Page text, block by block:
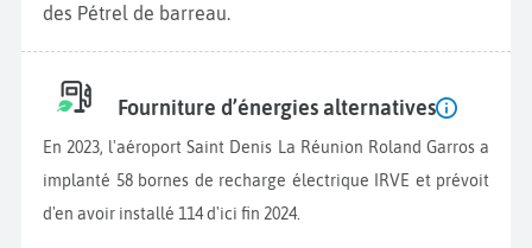
des Pétrel de barreau.
Fourniture d’énergies alternatives
En 2023, l'aéroport Saint Denis La Réunion Roland Garros a
implanté 58 bornes de recharge électrique IRVE et prévoit
d'en avoir installé 114 d'ici fin 2024.